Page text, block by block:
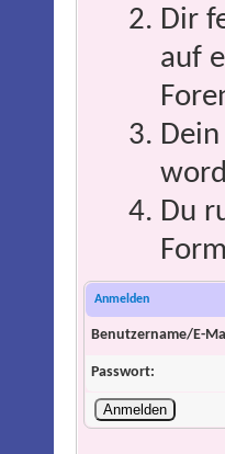
Dir
auf
Du
Anmelden
Benutzername/E-
Passwort: